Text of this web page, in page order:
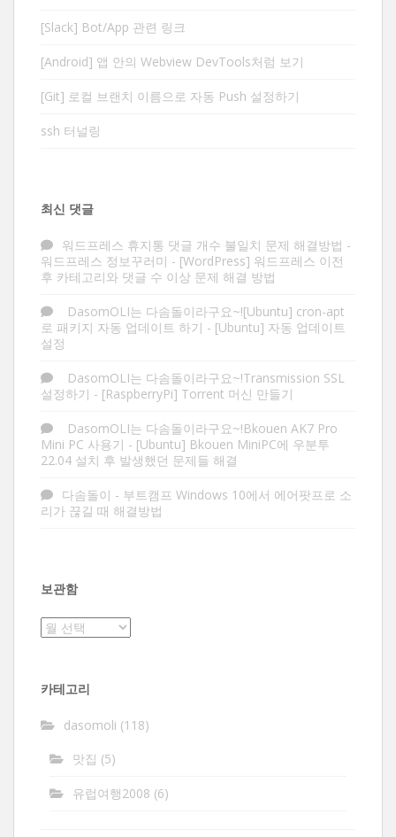
[Slack] Bot/App 관련 링크
[Android] 앱 안의 Webview DevTools처럼 보기
[Git] 로컬 브랜치 이름으로 자동 Push 설정하기
ssh 터널링
최신 댓글
워드프레스 휴지통 댓글 개수 불일치 문제 해결방법 -
워드프레스 정보꾸러미 - [WordPress] 워드프레스 이전
후 카테고리와 댓글 수 이상 문제 해결 방법
DasomOLI는 다솜돌이라구요~![Ubuntu] cron-apt
로 패키지 자동 업데이트 하기 - [Ubuntu] 자동 업데이트
설정
DasomOLI는 다솜돌이라구요~!Transmission SSL
설정하기 - [RaspberryPi] Torrent 머신 만들기
DasomOLI는 다솜돌이라구요~!Bkouen AK7 Pro
Mini PC 사용기 - [Ubuntu] Bkouen MiniPC에 우분투
22.04 설치 후 발생했던 문제들 해결
다솜돌이 - 부트캠프 Windows 10에서 에어팟프로 소
리가 끊길 때 해결방법
보관함
보
카테고리
dasomoli (118)
맛집 (5)
유럽여행2008 (6)